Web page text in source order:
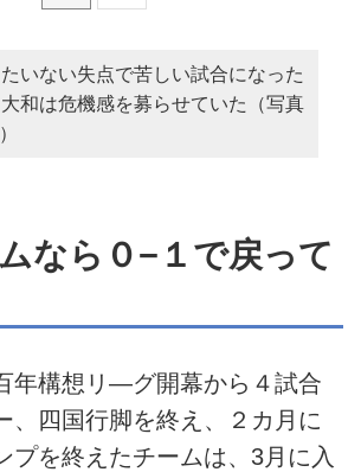
たいない失点で苦しい試合になった
和は危機感を募らせていた（写真
なら０−１で戻って
年構想リ―グ開幕から４試合
、四国行脚を終え、２カ月に
プを終えたチームは、3月に入